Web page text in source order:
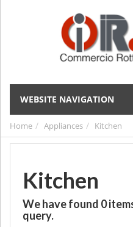
WEBSITE NAVIGATION
Home Appliances Kitchen
Kitchen
We have found 0
query.